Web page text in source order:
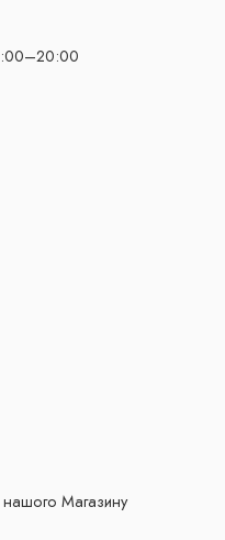
нашого Магазину